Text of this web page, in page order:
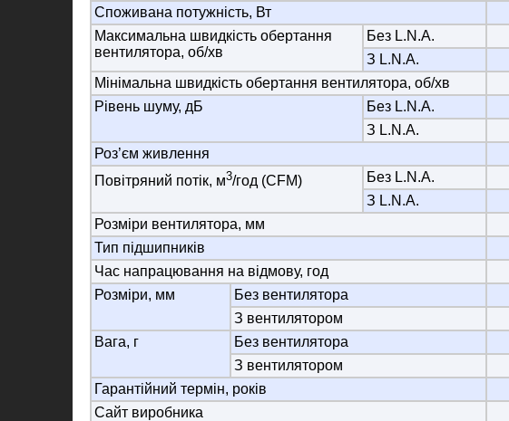
Споживана потужність, Вт
Максимальна швидкість обертання
вентилятора, об/хв
Без L.N.A.
З L.N.A.
Мінімальна швидкість обертання вентилятора, об/хв
Рівень шуму, дБ
Без L.N.A.
З L.N.A.
Роз’єм живлення
Повітряний потік, м3/год (CFM) Без L.N.A.
З L.N.A.
Розміри вентилятора, мм
Тип підшипників
Час напрацювання на відмову, год
Розміри, мм
Без вентилятора
З вентилятором
Вага, г
Без вентилятора
З вентилятором
Гарантійний термін, років
Сайт виробника